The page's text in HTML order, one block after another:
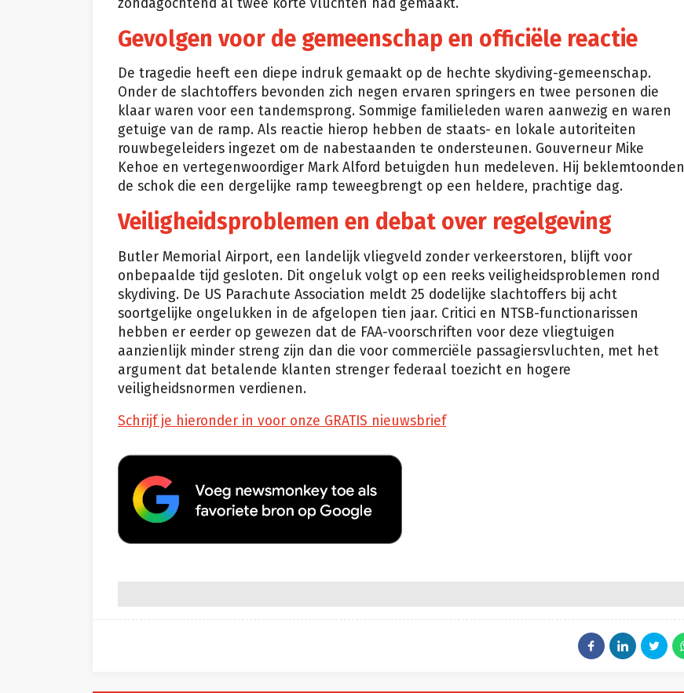
zondagochtend al twee korte vluchten had gemaakt.
Gevolgen voor de gemeenschap en officiële reactie
De tragedie heeft een diepe indruk gemaakt op de hechte skydiving-gemeenschap.
Onder de slachtoffers bevonden zich negen ervaren springers en twee personen die
klaar waren voor een tandemsprong. Sommige familieleden waren aanwezig en waren
getuige van de ramp. Als reactie hierop hebben de staats- en lokale autoriteiten
rouwbegeleiders ingezet om de nabestaanden te ondersteunen. Gouverneur Mike
Kehoe en vertegenwoordiger Mark Alford betuigden hun medeleven. Hij beklemtoonden
de schok die een dergelijke ramp teweegbrengt op een heldere, prachtige dag.
Veiligheidsproblemen en debat over regelgeving
Butler Memorial Airport, een landelijk vliegveld zonder verkeerstoren, blijft voor
onbepaalde tijd gesloten. Dit ongeluk volgt op een reeks veiligheidsproblemen rond
skydiving. De US Parachute Association meldt 25 dodelijke slachtoffers bij acht
soortgelijke ongelukken in de afgelopen tien jaar. Critici en NTSB-functionarissen
hebben er eerder op gewezen dat de FAA-voorschriften voor deze vliegtuigen
aanzienlijk minder streng zijn dan die voor commerciële passagiersvluchten, met het
argument dat betalende klanten strenger federaal toezicht en hogere
veiligheidsnormen verdienen.
Schrijf je hieronder in voor onze GRATIS nieuwsbrief